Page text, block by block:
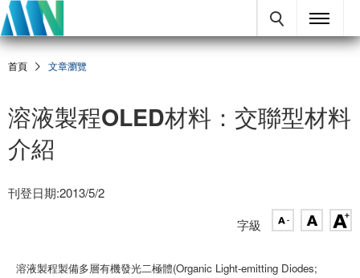
首頁 文章瀏覽
溶液製程OLED材料：交聯型材料
介紹
刊登日期:2013/5/2
字級
溶液製程製備多層有機發光二極體(Organic Light-emitting Diodes;